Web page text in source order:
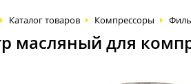
Каталог товаров Компрессоры
масляный для